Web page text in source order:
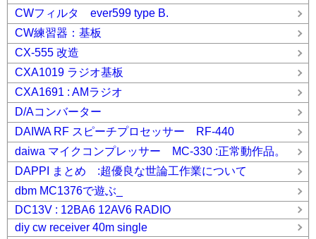
CWフィルタ ever599 type B.
CW練習器：基板
CX-555 改造
CXA1019 ラジオ基板
CXA1691 : AMラジオ
D/Aコンバーター
DAIWA RF スピーチプロセッサー RF-440
daiwa マイクコンプレッサー MC-330 :正常動作品。
DAPPI まとめ :超優良な世論工作業について
dbm MC1376で遊ぶ_
DC13V : 12BA6 12AV6 RADIO
diy cw receiver 40m single